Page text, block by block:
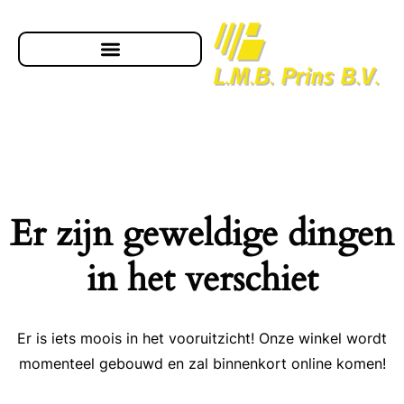
Er zijn geweldige dingen
in het verschiet
Er is iets moois in het vooruitzicht! Onze winkel wordt
momenteel gebouwd en zal binnenkort online komen!